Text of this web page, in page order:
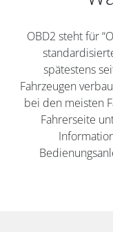
OBD2 steht für
spätestens
Fahrzeugen
bei den meisten
Fahrerseite